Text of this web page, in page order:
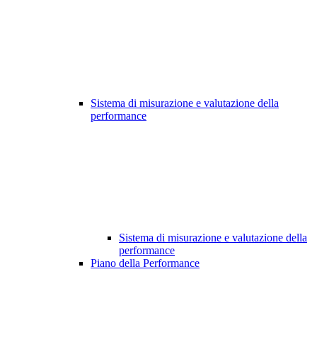
Sistema di misurazione e valutazione della
performance
Sistema di misurazione e valutazione della
performance
Piano della Performance